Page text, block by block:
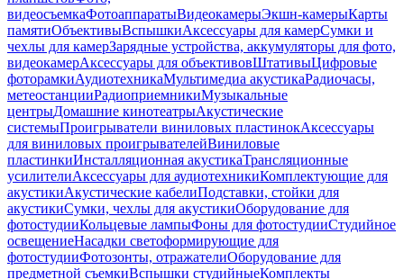
видеосъемкаФотоаппаратыВидеокамерыЭкшн-камерыКарты
памятиОбъективыВспышкиАксессуары для камерСумки и
чехлы для камерЗарядные устройства, аккумуляторы для фото,
видеокамерАксессуары для объективовШтативыЦифровые
фоторамкиАудиотехникаМультимедиа акустикаРадиочасы,
метеостанцииРадиоприемникиМузыкальные
центрыДомашние кинотеатрыАкустические
системыПроигрыватели виниловых пластинокАксессуары
для виниловых проигрывателейВиниловые
пластинкиИнсталляционная акустикаТрансляционные
усилителиАксессуары для аудиотехникиКомплектующие для
акустикиАкустические кабелиПодставки, стойки для
акустикиСумки, чехлы для акустикиОборудование для
фотостудииКольцевые лампыФоны для фотостудииСтудийное
освещениеНасадки светоформирующие для
фотостудииФотозонты, отражателиОборудование для
предметной съемкиВспышки студийныеКомплекты